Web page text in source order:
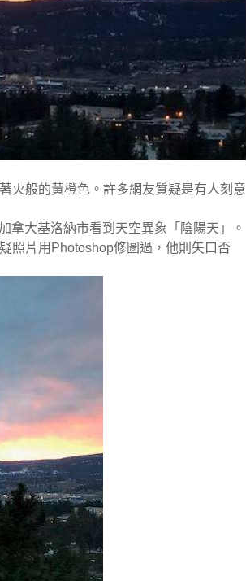
火般的黃橙色。許多網友質疑是有人刻意
大基洛納市看到天空異象「陰陽天」。
照片用Photoshop修圖過，他則矢口否